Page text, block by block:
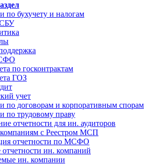
по бухучету и налогам
по госконтрактам
ГОЗ
учет
по договорам и корпоративным спорам
по трудовому праву
отчетности для ин. аудиторов
с Реестром МСП
отчетности по МСФО
отчетности ин. компаний
ин. компании